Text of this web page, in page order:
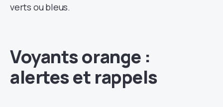
verts ou bleus.
Voyants orange :
alertes et rappels